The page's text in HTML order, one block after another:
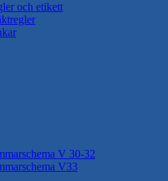
och etikett
V 30-32
V33